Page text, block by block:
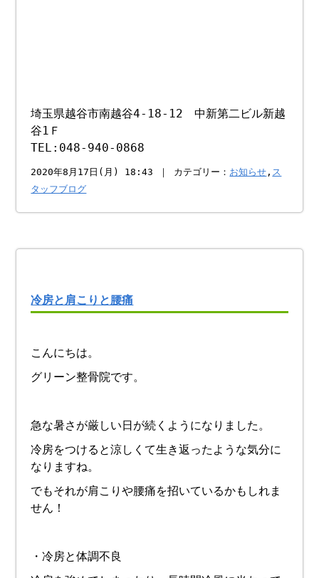
埼玉県越谷市南越谷4-18-12 中新第二ビル新越
谷1Ｆ
TEL:048-940-0868
2020年8月17日(月) 18:43 ｜ カテゴリー： お知らせ , ス
タッフブログ
冷房と肩こりと腰痛
こんにちは。
グリーン整骨院です。
急な暑さが厳しい日が続くようになりました。
冷房をつけると涼しくて生き返ったような気分に
なりますね。
でもそれが肩こりや腰痛を招いているかもしれま
せん！
・冷房と体調不良